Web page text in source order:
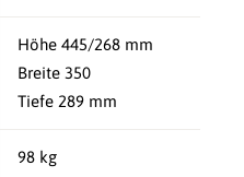
Höhe 445/268 mm
Breite 350
Tiefe 289 mm
98 kg